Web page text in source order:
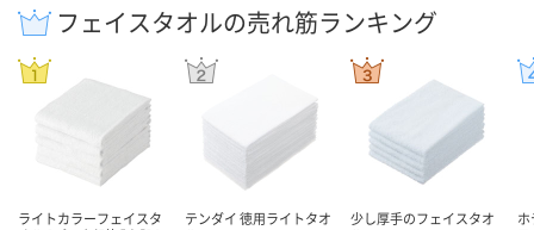
フェイスタオルの売れ筋ランキング
ライトカラーフェイスタ
テンダイ 徳用ライトタオ
少し厚手のフェイスタオ